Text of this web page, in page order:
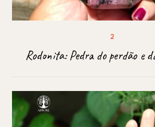
Rodonita: Pedra do perdão e